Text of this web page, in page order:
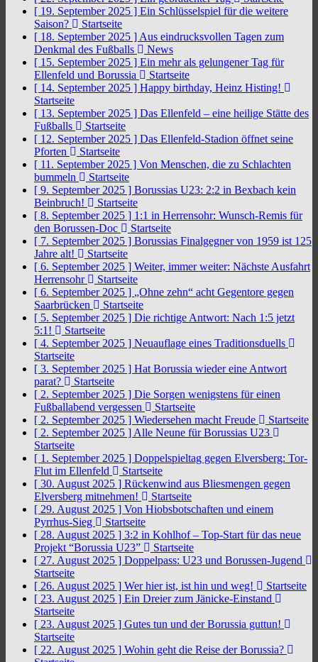
[ 19. September 2025 ] Ein Schlüsselspiel für die weitere
Saison?
Startseite
[ 18. September 2025 ] Aus eindrucksvollen Tagen zum
Denkmal des Fußballs
News
[ 15. September 2025 ] Ein mehr als gelungener Tag für
Ellenfeld und Borussia
Startseite
[ 14. September 2025 ] Happy birthday, Heinz Histing!
Startseite
[ 13. September 2025 ] Das Ellenfeld – eine heilige Stätte des
Fußballs
Startseite
[ 12. September 2025 ] Das Ellenfeld-Stadion öffnet seine
Pforten
Startseite
[ 11. September 2025 ] Von Menschen, die zu Schlachten
bummeln
Startseite
[ 9. September 2025 ] Borussias U23: 2:2 in Bexbach kein
Beinbruch!
Startseite
[ 8. September 2025 ] 1:1 in Herrensohr: Wunsch-Remis für
den Borussen-Doc
Startseite
[ 7. September 2025 ] Borussias Finalgegner von 1959 ist 125
Jahre alt!
Startseite
[ 6. September 2025 ] Weiter, immer weiter: Nächste Ausfahrt
Herrensohr
Startseite
[ 6. September 2025 ] „Ohne zehn“ acht Gegentore gegen
Saarbrücken
Startseite
[ 5. September 2025 ] Die richtige Antwort: Nach 1:5 jetzt
5:1!
Startseite
[ 4. September 2025 ] Neuauflage eines Traditionsduells
Startseite
[ 3. September 2025 ] Hat Borussia wieder eine Antwort
parat?
Startseite
[ 2. September 2025 ] Die Sorgen wenigstens für einen
Fußballabend vergessen
Startseite
[ 2. September 2025 ] Wiedersehen macht Freude
Startseite
[ 2. September 2025 ] Alle Neune für Borussias U23
Startseite
[ 1. September 2025 ] Doppelspieltag gegen Elversberg: Tor-
Flut im Ellenfeld
Startseite
[ 30. August 2025 ] Rückenwind aus Bliesmengen gegen
Elversberg mitnehmen!
Startseite
[ 29. August 2025 ] Von Hiobsbotschaften und einem
Pyrrhus-Sieg
Startseite
[ 28. August 2025 ] 3:2 in Kohlhof – Top-Start für das neue
Projekt “Borussia U23”
Startseite
[ 27. August 2025 ] Doppelpass: U23 und Borussen-Jugend
Startseite
[ 26. August 2025 ] Wer hier ist, ist hin und weg!
Startseite
[ 23. August 2025 ] Ein Dreier zum Jänicke-Einstand
Startseite
[ 23. August 2025 ] Gutes tun und der Borussia guttun!
Startseite
[ 22. August 2025 ] Wohin geht die Reise der Borussia?